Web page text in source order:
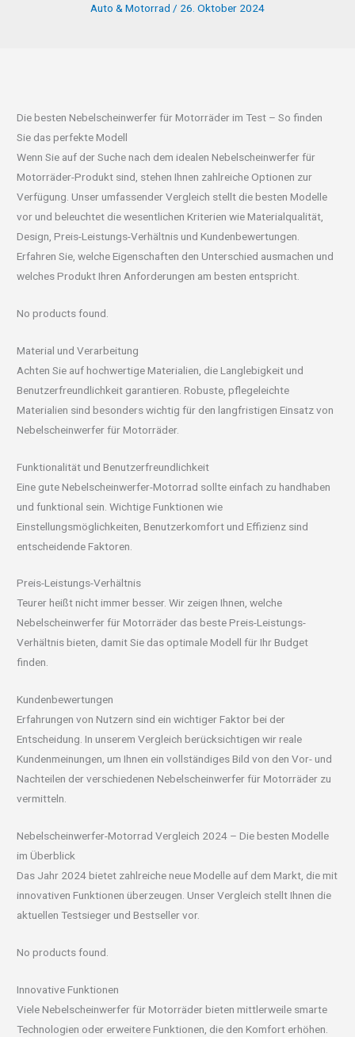
Auto & Motorrad / 26. Oktober 2024
Die besten Nebelscheinwerfer für Motorräder im Test – So finden
Sie das perfekte Modell
Wenn Sie auf der Suche nach dem idealen Nebelscheinwerfer für
Motorräder-Produkt sind, stehen Ihnen zahlreiche Optionen zur
Verfügung. Unser umfassender Vergleich stellt die besten Modelle
vor und beleuchtet die wesentlichen Kriterien wie Materialqualität,
Design, Preis-Leistungs-Verhältnis und Kundenbewertungen.
Erfahren Sie, welche Eigenschaften den Unterschied ausmachen und
welches Produkt Ihren Anforderungen am besten entspricht.
No products found.
Material und Verarbeitung
Achten Sie auf hochwertige Materialien, die Langlebigkeit und
Benutzerfreundlichkeit garantieren. Robuste, pflegeleichte
Materialien sind besonders wichtig für den langfristigen Einsatz von
Nebelscheinwerfer für Motorräder.
Funktionalität und Benutzerfreundlichkeit
Eine gute Nebelscheinwerfer-Motorrad sollte einfach zu handhaben
und funktional sein. Wichtige Funktionen wie
Einstellungsmöglichkeiten, Benutzerkomfort und Effizienz sind
entscheidende Faktoren.
Preis-Leistungs-Verhältnis
Teurer heißt nicht immer besser. Wir zeigen Ihnen, welche
Nebelscheinwerfer für Motorräder das beste Preis-Leistungs-
Verhältnis bieten, damit Sie das optimale Modell für Ihr Budget
finden.
Kundenbewertungen
Erfahrungen von Nutzern sind ein wichtiger Faktor bei der
Entscheidung. In unserem Vergleich berücksichtigen wir reale
Kundenmeinungen, um Ihnen ein vollständiges Bild von den Vor- und
Nachteilen der verschiedenen Nebelscheinwerfer für Motorräder zu
vermitteln.
Nebelscheinwerfer-Motorrad Vergleich 2024 – Die besten Modelle
im Überblick
Das Jahr 2024 bietet zahlreiche neue Modelle auf dem Markt, die mit
innovativen Funktionen überzeugen. Unser Vergleich stellt Ihnen die
aktuellen Testsieger und Bestseller vor.
No products found.
Innovative Funktionen
Viele Nebelscheinwerfer für Motorräder bieten mittlerweile smarte
Technologien oder erweitere Funktionen, die den Komfort erhöhen.